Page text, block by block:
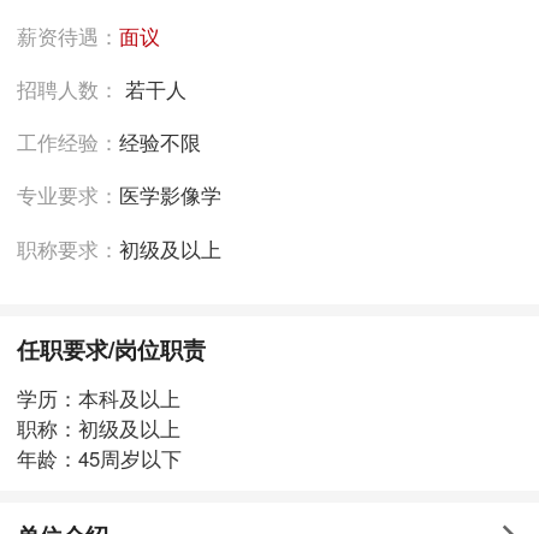
薪资待遇：面议
招聘人数：若干人
工作经验：经验不限
专业要求： 医学影像学
职称要求：初级及以上
任职要求/岗位职责
学历：本科及以上
职称：初级及以上
年龄：45周岁以下